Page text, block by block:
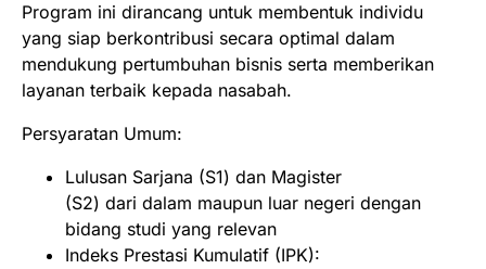
Program ini dirancang untuk membentuk individu
yang siap berkontribusi secara optimal dalam
mendukung pertumbuhan bisnis serta memberikan
layanan terbaik kepada nasabah.
Persyaratan Umum:
Lulusan Sarjana (S1) dan Magister
(S2) dari dalam maupun luar negeri dengan
bidang studi yang relevan
Indeks Prestasi Kumulatif (IPK):